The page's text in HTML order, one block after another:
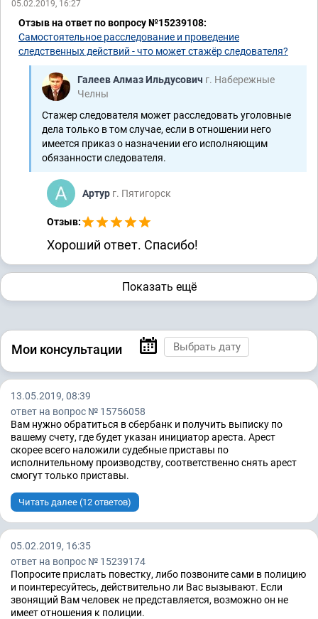
05.02.2019, 16:27
Отзыв на ответ по вопросу №15239108:
Самостоятельное расследование и проведение
следственных действий - что может стажёр следователя?
Галеев Алмаз Ильдусович г. Набережные
Челны
Стажер следователя может расследовать уголовные
дела только в том случае, если в отношении него
имеется приказ о назначении его исполняющим
обязанности следователя.
Артур г. Пятигорск
Отзыв:
Хороший ответ. Спасибо!
Показать ещё
Мои консультации
13.05.2019, 08:39
ответ на вопрос № 15756058
Вам нужно обратиться в сбербанк и получить выписку по
вашему счету, где будет указан инициатор ареста. Арест
скорее всего наложили судебные приставы по
исполнительному производству, соответственно снять арест
смогут только приставы.
Читать далее (12 ответов)
05.02.2019, 16:35
ответ на вопрос № 15239174
Попросите прислать повестку, либо позвоните сами в полицию
и поинтересуйтесь, действительно ли Вас вызывают. Если
звонящий Вам человек не представляется, возможно он не
имеет отношения к полиции.